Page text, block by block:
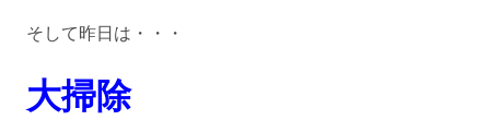
そして昨日は・・・
大掃除